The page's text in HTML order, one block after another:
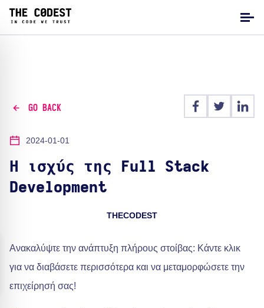
GO BACK
2024-01-01
Η ισχύς της Full Stack
Development
THECODEST
Ανακαλύψτε την ανάπτυξη πλήρους στοίβας: Κάντε κλικ
για να διαβάσετε περισσότερα και να μεταμορφώσετε την
επιχείρησή σας!